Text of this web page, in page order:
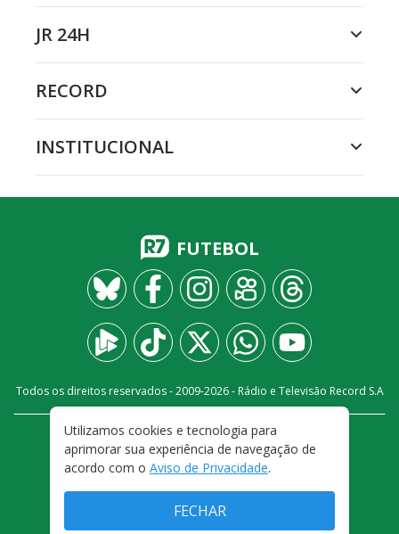
JR 24H
RECORD
INSTITUCIONAL
FUTEBOL
Todos os direitos reservados - 2009-2026- Rádio e Televisão Record S.A
FALE CONOSCO
PRIVACIDADE
TERMOS E CONDIÇÕES DE USO
Utilizamos cookies e tecnologia para
aprimorar sua experiência de navegação de
acordo com o Aviso de Privacidade.
FECHAR